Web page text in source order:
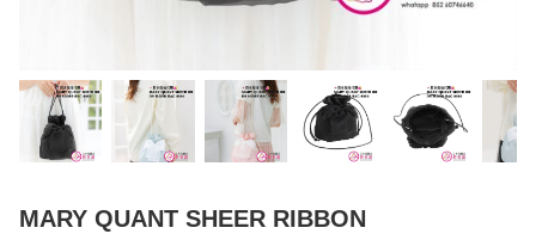
MARY QUANT SHEER RIBBON